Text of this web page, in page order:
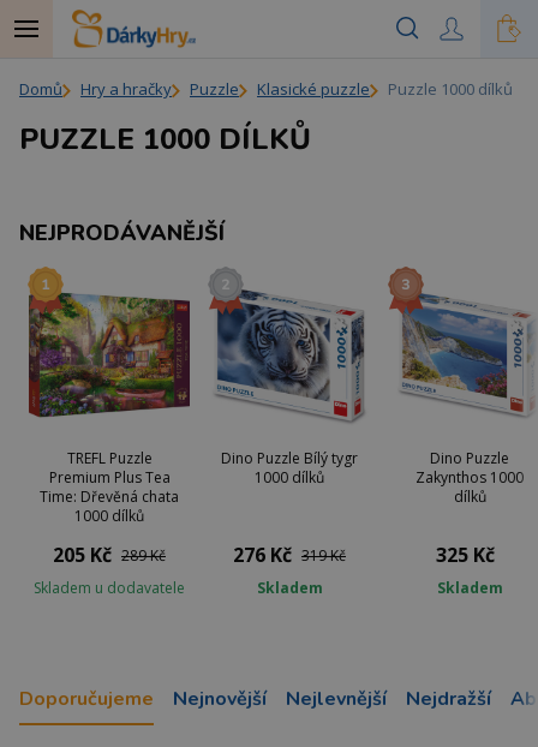
Domů Hry a hračky Puzzle Klasické puzzle Puzzle 1000 dílků
PUZZLE 1000 DÍLKŮ
NEJPRODÁVANĚJŠÍ
TREFL Puzzle
Premium Plus Tea
Time: Dřevěná chata
1000 dílků
205 Kč 289 Kč
Skladem u dodavatele
Dino Puzzle Bílý tygr
1000 dílků
276 Kč 319 Kč
Skladem
Dino Puzzle
Zakynthos 1000
dílků
325 Kč
Skladem
Doporučujeme Nejnovější Nejlevnější Nejdražší